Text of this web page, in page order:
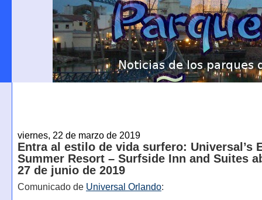
viernes, 22 de marzo de 2019
Entra al estilo de vida surfero: Universal’s
Summer Resort – Surfside Inn and Suites
27 de junio de 2019
Comunicado de Universal Orlando: